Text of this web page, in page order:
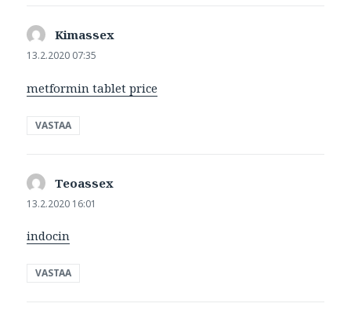
Kimassex
13.2.2020 07:35
metformin tablet price
VASTAA
Teoassex
13.2.2020 16:01
indocin
VASTAA